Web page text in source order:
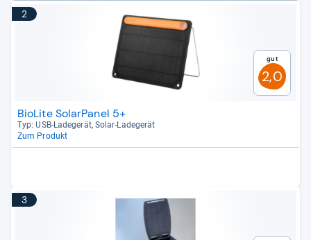
2
Gut
2,0
BioLite SolarPanel 5+
Typ: USB-​Lade­ge­rät, Solar-​Lade­ge­rät
Zum Produkt
3